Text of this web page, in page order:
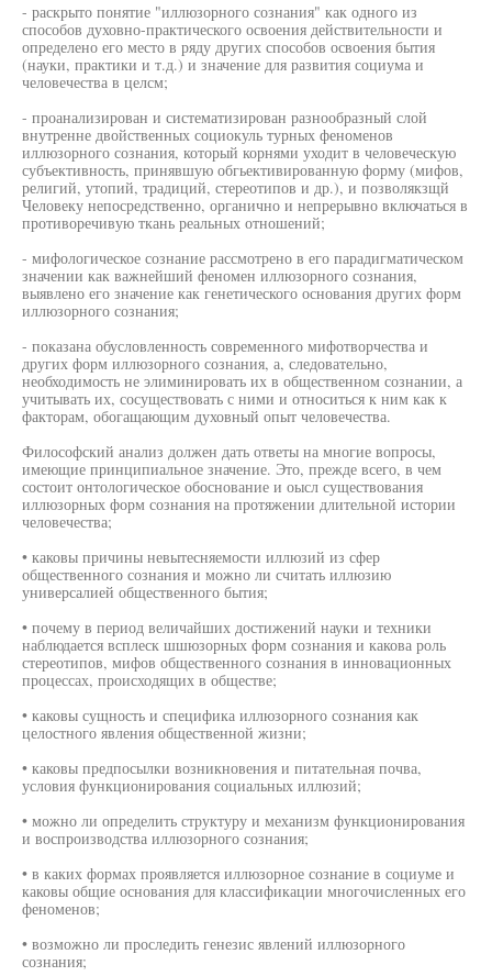
- раскрыто понятие "иллюзорного сознания" как одного из
способов духовно-практического освоения действительности и
определено его место в ряду других способов освоения бытия
(науки, практики и т.д.) и значение для развития социума и
человечества в целсм;
- проанализирован и систематизирован разнообразный слой
внутренне двойственных социокуль турных феноменов
иллюзорного сознания, который корнями уходит в человеческую
субъективность, принявшую обгьективированную форму (мифов,
религий, утопий, традиций, стереотипов и др.), и позволякзщй
Человеку непосредственно, органично и непрерывно включаться в
противоречивую ткань реальных отношений;
- мифологическое сознание рассмотрено в его парадигматическом
значении как важнейший феномен иллюзорного сознания,
выявлено его значение как генетического основания других форм
иллюзорного сознания;
- показана обусловленность современного мифотворчества и
других форм иллюзорного сознания, а, следовательно,
необходимость не элиминировать их в общественном сознании, а
учитывать их, сосуществовать с ними и относиться к ним как к
факторам, обогащающим духовный опыт человечества.
Философский анализ должен дать ответы на многие вопросы,
имеющие принципиальное значение. Это, прежде всего, в чем
состоит онтологическое обоснование и оысл существования
иллюзорных форм сознания на протяжении длительной истории
человечества;
• каковы причины невытесняемости иллюзий из сфер
общественного сознания и можно ли считать иллюзию
универсалией общественного бытия;
• почему в период величайших достижений науки и техники
наблюдается всплеск шшюзорных форм сознания и какова роль
стереотипов, мифов общественного сознания в инновационных
процессах, происходящих в обществе;
• каковы сущность и специфика иллюзорного сознания как
целостного явления общественной жизни;
• каковы предпосылки возникновения и питательная почва,
условия функционирования социальных иллюзий;
• можно ли определить структуру и механизм функционирования
и воспроизводства иллюзорного сознания;
• в каких формах проявляется иллюзорное сознание в социуме и
каковы общие основания для классификации многочисленных его
феноменов;
• возможно ли проследить генезис явлений иллюзорного
сознания;